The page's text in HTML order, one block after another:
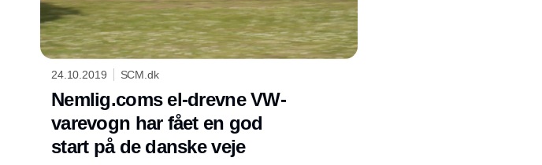
24.10.2019 SCM.dk
Nemlig.coms el-drevne VW-
varevogn har fået en god
start på de danske veje